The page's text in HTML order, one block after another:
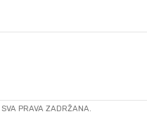
PRAVA ZADRŽANA.